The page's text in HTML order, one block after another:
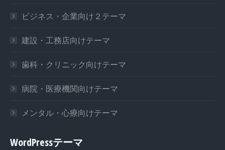
ビジネス・企業向け２テーマ
建設・工務店向けテーマ
歯科・クリニック向けテーマ
病院・医療機関向けテーマ
メンタル・心療向けテーマ
WordPressテーマ